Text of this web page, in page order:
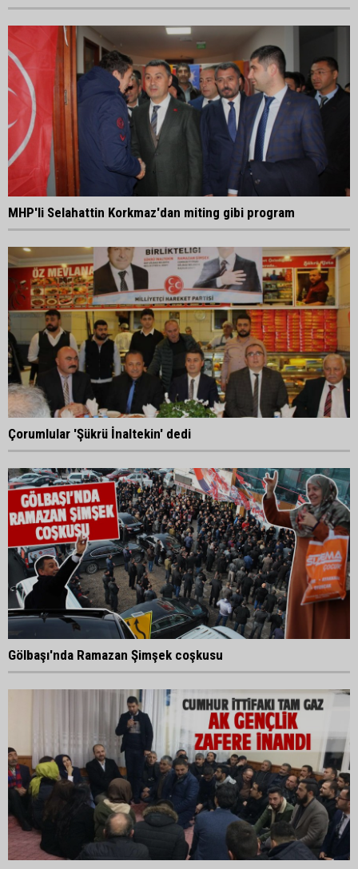
MHP'li Selahattin Korkmaz'dan miting gibi program
Çorumlular 'Şükrü İnaltekin' dedi
Gölbaşı'nda Ramazan Şimşek coşkusu